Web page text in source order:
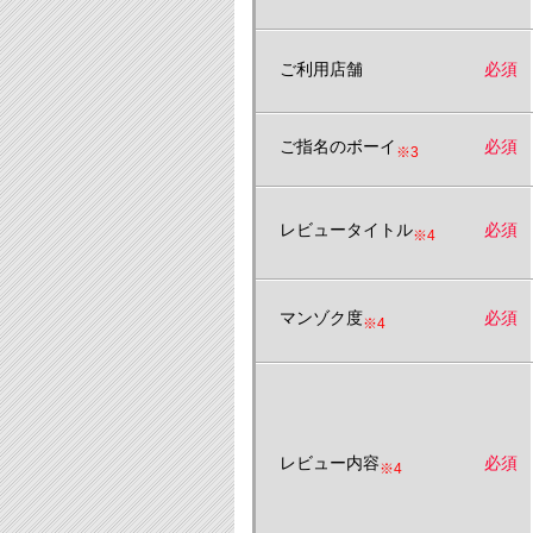
ご利用店舗 必須
ご指名のボーイ ※3 必須
レビュータイトル※4 必須
マンゾク度※4 必須
レビュー内容※4 必須